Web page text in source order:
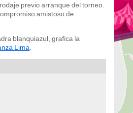
previo arranque del torneo.
amistoso de
blanquiazul, grafica la
Lima